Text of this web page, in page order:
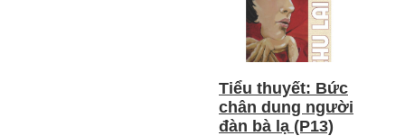
Tiểu thuyết: Bức
chân dung người
đàn bà lạ (P13)